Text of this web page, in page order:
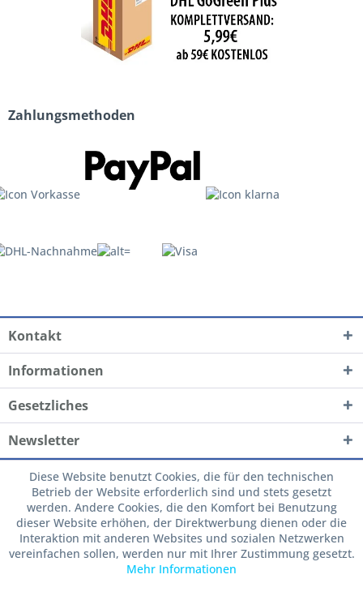
Zahlungsmethoden
Kontakt
Informationen
Gesetzliches
Newsletter
Diese Website benutzt Cookies, die für den technischen
Betrieb der Website erforderlich sind und stets gesetzt
werden. Andere Cookies, die den Komfort bei Benutzung
dieser Website erhöhen, der Direktwerbung dienen oder die
Interaktion mit anderen Websites und sozialen Netzwerken
vereinfachen sollen, werden nur mit Ihrer Zustimmung gesetzt.
Mehr Informationen